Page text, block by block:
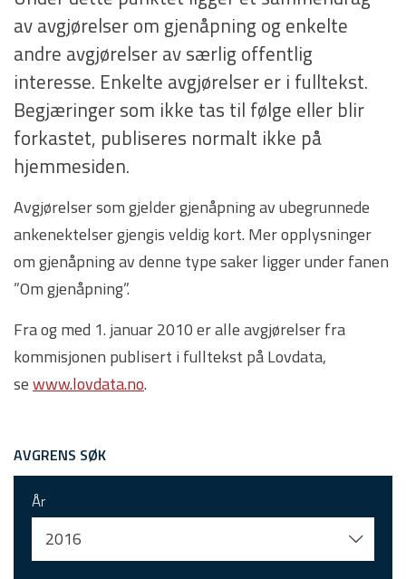
av avgjørelser om gjenåpning og enkelte
andre avgjørelser av særlig offentlig
interesse. Enkelte avgjørelser er i fulltekst.
Begjæringer som ikke tas til følge eller blir
forkastet, publiseres normalt ikke på
hjemmesiden.
Avgjørelser som gjelder gjenåpning av ubegrunnede
ankenektelser gjengis veldig kort. Mer opplysninger
om gjenåpning av denne type saker ligger under fanen
”Om gjenåpning”.
Fra og med 1. januar 2010 er alle avgjørelser fra
kommisjonen publisert i fulltekst på Lovdata,
sewww.lovdata.no.
AVGRENS SØK
År
2016